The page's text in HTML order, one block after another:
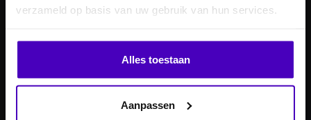
verzameld op basis van uw gebruik van hun services.
Alles toestaan
Aanpassen
Reviews